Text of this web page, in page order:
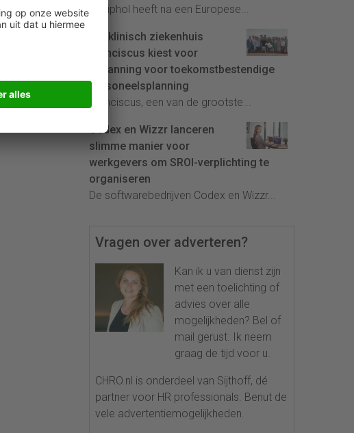
Schiphol heeft na een Europese...
Topklinisch ziekenhuis
Franciscus kiest voor
InPlanning voor toekomstbestendige
personeelsplanning
Franciscus, een van de grootste...
Codex en Wizzr lanceren
slimme manier voor
werkgevers om SROI-verplichting te
organiseren
De softwarebedrijven Codex en Wizzr...
Vragen over adverteren?
Kan ik u van dienst zijn
met een toelichting of
advies over alle
mogelijkheden? Bel of
mail gerust. Ik neem
graag de tijd voor u.
CHRO.nl is onderdeel van Sijthoff, dé
partner voor HR professionals. Benut de
vele advertentiemogelijkheden.